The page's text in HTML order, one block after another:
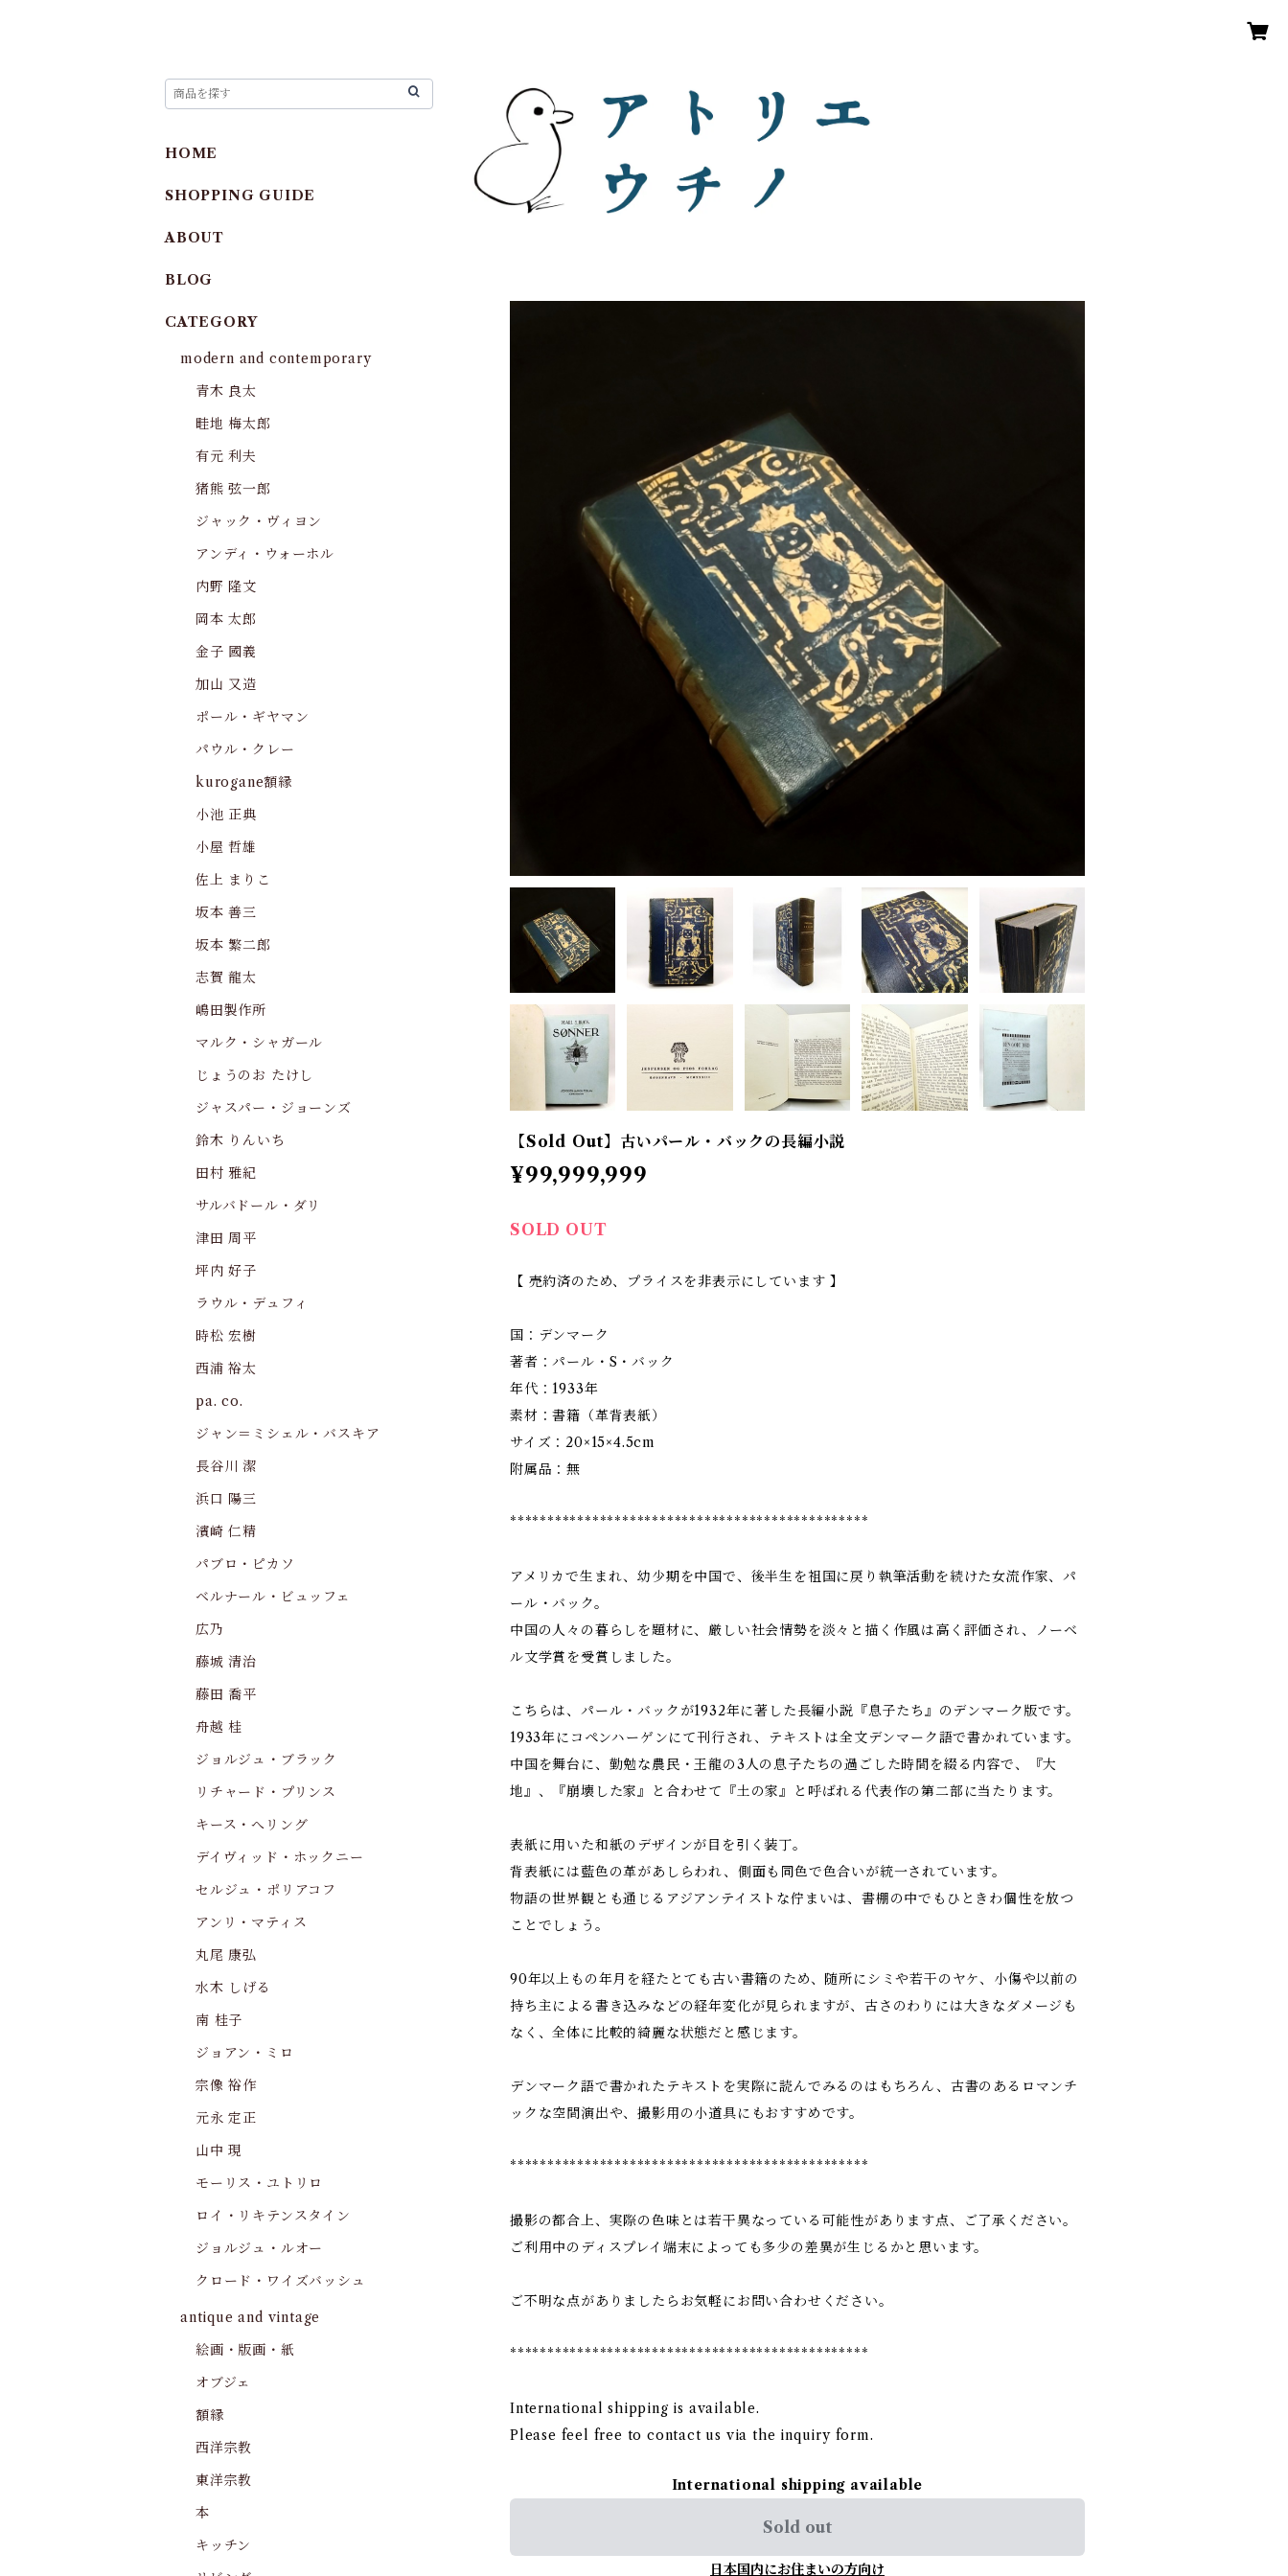
【Sold Out】古いパール・バックの長編小説
¥99,999,999
SOLD OUT
【 売約済のため、プライスを非表示にしています 】
国：デンマーク
著者：パール・S・バック
年代：1933年
素材：書籍（革背表紙）
サイズ：20×15×4.5cm
附属品：無
************************************************
アメリカで生まれ、幼少期を中国で、後半生を祖国に戻り執筆活動を続けた女流作家、パ
ール・バック。
中国の人々の暮らしを題材に、厳しい社会情勢を淡々と描く作風は高く評価され、ノーベ
ル文学賞を受賞しました。
こちらは、パール・バックが1932年に著した長編小説『息子たち』のデンマーク版です。
1933年にコペンハーゲンにて刊行され、テキストは全文デンマーク語で書かれています。
中国を舞台に、勤勉な農民・王龍の3人の息子たちの過ごした時間を綴る内容で、『大
地』、『崩壊した家』と合わせて『土の家』と呼ばれる代表作の第二部に当たります。
表紙に用いた和紙のデザインが目を引く装丁。
背表紙には藍色の革があしらわれ、側面も同色で色合いが統一されています。
物語の世界観とも通じるアジアンテイストな佇まいは、書棚の中でもひときわ個性を放つ
ことでしょう。
90年以上もの年月を経たとても古い書籍のため、随所にシミや若干のヤケ、小傷や以前の
持ち主による書き込みなどの経年変化が見られますが、古さのわりには大きなダメージも
なく、全体に比較的綺麗な状態だと感じます。
デンマーク語で書かれたテキストを実際に読んでみるのはもちろん、古書のあるロマンチ
ックな空間演出や、撮影用の小道具にもおすすめです。
************************************************
撮影の都合上、実際の色味とは若干異なっている可能性があります点、ご了承ください。
ご利用中のディスプレイ端末によっても多少の差異が生じるかと思います。
ご不明な点がありましたらお気軽にお問い合わせください。
************************************************
International shipping is available.
Please feel free to contact us via the inquiry form.
International shipping available
Sold out
日本国内にお住まいの方向け
HOME
SHOPPING GUIDE
ABOUT
BLOG
CATEGORY
modern and contemporary
青木 良太
畦地 梅太郎
有元 利夫
猪熊 弦一郎
ジャック・ヴィヨン
アンディ・ウォーホル
内野 隆文
岡本 太郎
金子 國義
加山 又造
ポール・ギヤマン
パウル・クレー
kurogane額縁
小池 正典
小屋 哲雄
佐上 まりこ
坂本 善三
坂本 繁二郎
志賀 龍太
嶋田製作所
マルク・シャガール
じょうのお たけし
ジャスパー・ジョーンズ
鈴木 りんいち
田村 雅紀
サルバドール・ダリ
津田 周平
坪内 好子
ラウル・デュフィ
時松 宏樹
西浦 裕太
pa. co.
ジャン＝ミシェル・バスキア
長谷川 潔
浜口 陽三
濱崎 仁精
パブロ・ピカソ
ベルナール・ビュッフェ
広乃
藤城 清治
藤田 喬平
舟越 桂
ジョルジュ・ブラック
リチャード・プリンス
キース・へリング
デイヴィッド・ホックニー
セルジュ・ポリアコフ
アンリ・マティス
丸尾 康弘
水木 しげる
南 桂子
ジョアン・ミロ
宗像 裕作
元永 定正
山中 現
モーリス・ユトリロ
ロイ・リキテンスタイン
ジョルジュ・ルオー
クロード・ワイズバッシュ
antique and vintage
絵画・版画・紙
オブジェ
額縁
西洋宗教
東洋宗教
本
キッチン